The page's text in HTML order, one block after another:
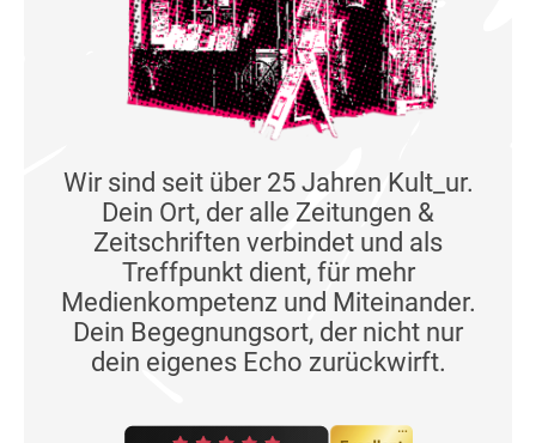
Wir sind seit über 25 Jahren Kult_ur.
Dein Ort, der alle Zeitungen &
Zeitschriften verbindet und als
Treffpunkt dient, für mehr
Medienkompetenz und Miteinander.
Dein Begegnungsort, der nicht nur
dein eigenes Echo zurückwirft.